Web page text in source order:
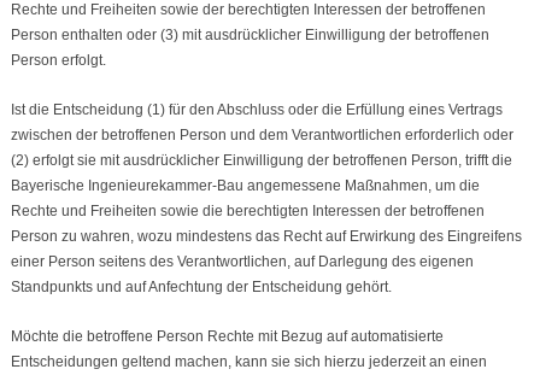
Rechte und Freiheiten sowie der berechtigten Interessen der betroffenen
Person enthalten oder (3) mit ausdrücklicher Einwilligung der betroffenen
Person erfolgt.
Ist die Entscheidung (1) für den Abschluss oder die Erfüllung eines Vertrags
zwischen der betroffenen Person und dem Verantwortlichen erforderlich oder
(2) erfolgt sie mit ausdrücklicher Einwilligung der betroffenen Person, trifft die
Bayerische Ingenieurekammer-Bau angemessene Maßnahmen, um die
Rechte und Freiheiten sowie die berechtigten Interessen der betroffenen
Person zu wahren, wozu mindestens das Recht auf Erwirkung des Eingreifens
einer Person seitens des Verantwortlichen, auf Darlegung des eigenen
Standpunkts und auf Anfechtung der Entscheidung gehört.
Möchte die betroffene Person Rechte mit Bezug auf automatisierte
Entscheidungen geltend machen, kann sie sich hierzu jederzeit an einen